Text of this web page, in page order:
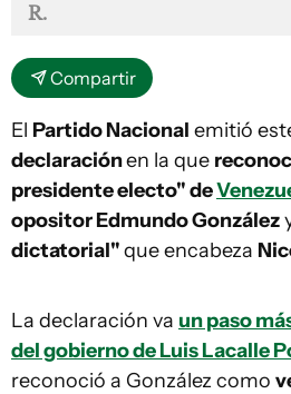
R.
Compartir
El Partido Nacional emitió
declaraciónen la que
presidente electo" de
opositor Edmundo González
dictatorial"que encabeza
La declaración va un paso
del gobierno de Luis Lacalle
reconoció a González como